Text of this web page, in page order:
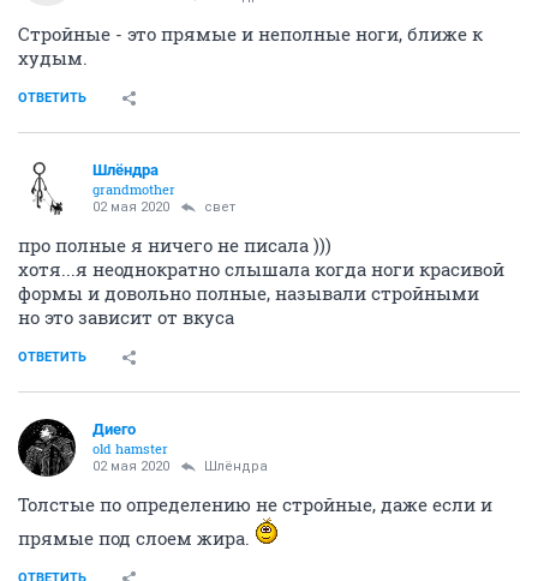
Стройные - это прямые и неполные ноги, ближе к
худым.
ОТВЕТИТЬ
Шлёндра
grandmother
02 мая 2020 свет
про полные я ничего не писала )))
хотя...я неоднократно слышала когда ноги красивой
формы и довольно полные, называли стройными
но это зависит от вкуса
ОТВЕТИТЬ
Диего
old hamster
02 мая 2020 Шлёндра
Толстые по определению не стройные, даже если и
прямые под слоем жира.